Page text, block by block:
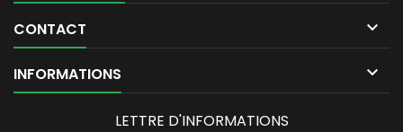
CONTACT 
INFORMATIONS 
LETTRE D'INFORMATIONS